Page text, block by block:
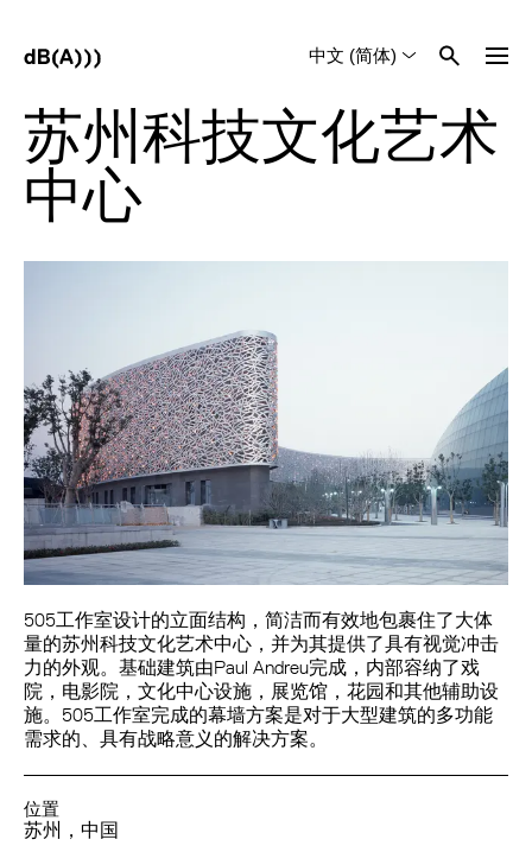
中文 (简体)
苏州科技文化艺术
中心
505工作室设计的立面结构，简洁而有效地包裹住了大体
量的苏州科技文化艺术中心，并为其提供了具有视觉冲击
力的外观。基础建筑由Paul Andreu完成，内部容纳了戏
院，电影院，文化中心设施，展览馆，花园和其他辅助设
施。505工作室完成的幕墙方案是对于大型建筑的多功能
需求的、具有战略意义的解决方案。
位置
苏州，中国